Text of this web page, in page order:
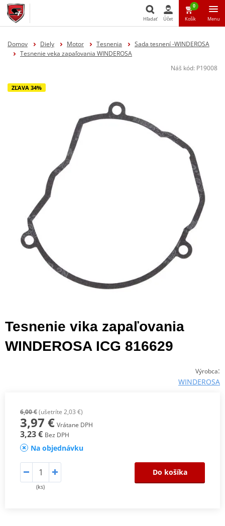
Hľadať
Hľadať Účet
0
Košík Menu
Domov Diely Motor Tesnenia
Sada tesnení -WINDEROSA
Tesnenie veka zapaľovania WINDEROSA
Náš kód: P19008
ZĽAVA 34%
Tesnenie vika zapaľovania
WINDEROSA ICG 816629
Výrobca:
WINDEROSA
6,00 €(ušetríte 2,03 €)
3,97 € Vrátane DPH
3,23 € Bez DPH
Na objednávku
(ks)
Do košíka